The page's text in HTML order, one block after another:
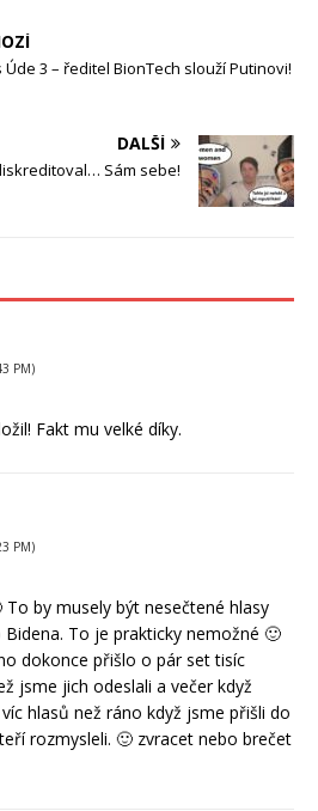
Úde 3 – ředitel BionTech slouží Putinovi!
DALŠÍ
Sám sebe!
PM)
Fakt mu velké díky.
PM)
by musely být nesečtené hlasy
To je prakticky nemožné 🙂
dokonce přišlo o pár set tisíc
jsme jich odeslali a večer když
hlasů než ráno když jsme přišli do
rozmysleli. 🙂 zvracet nebo brečet